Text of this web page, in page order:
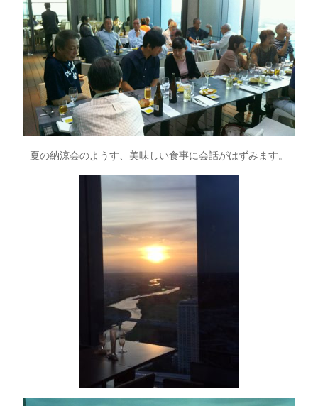
夏の納涼会のようす、美味しい食事に会話がはずみます。